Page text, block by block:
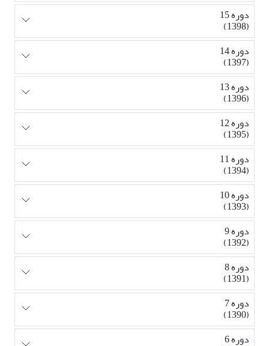
دوره 15
(1398)
دوره 14
(1397)
دوره 13
(1396)
دوره 12
(1395)
دوره 11
(1394)
دوره 10
(1393)
دوره 9
(1392)
دوره 8
(1391)
دوره 7
(1390)
دوره 6